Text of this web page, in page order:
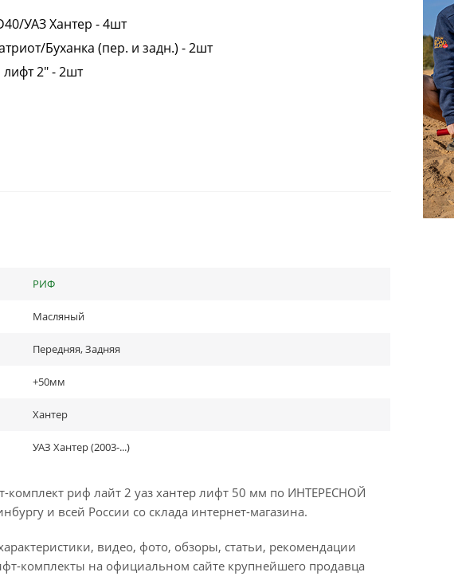
УАЗ Хантер - 4шт
Буханка (пер. и задн.) - 2шт
2" - 2шт
РИФ
Масляный
Передняя, Задняя
+50мм
Хантер
УАЗ Хантер (2003-...)
риф лайт 2 уаз хантер лифт 50 мм по ИНТЕРЕСНОЙ
и всей России со склада интернет-магазина.
видео, фото, обзоры, статьи, рекомендации
комплекты на официальном сайте крупнейшего продавца